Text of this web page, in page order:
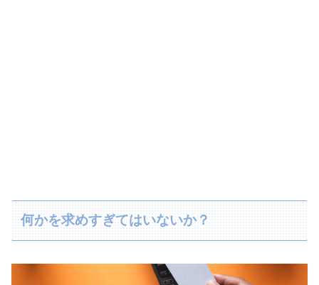
何かを求めすぎてはいないか？